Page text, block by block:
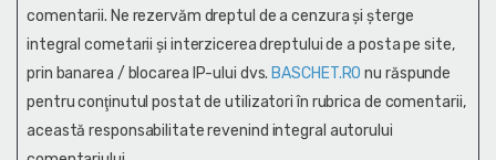
comentarii. Ne rezervăm dreptul de a cenzura și şterge
integral cometarii și interzicerea dreptului de a posta pe site,
prin banarea / blocarea IP-ului dvs. BASCHET.RO nu răspunde
pentru conţinutul postat de utilizatori în rubrica de comentarii,
această responsabilitate revenind integral autorului